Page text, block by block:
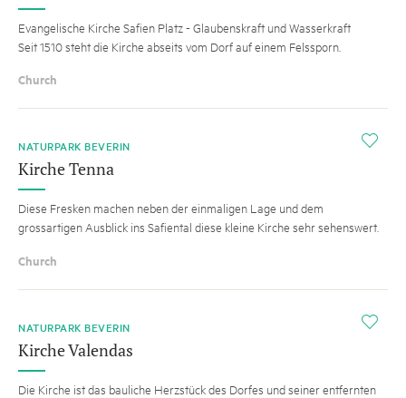
Evangelische Kirche Safien Platz - Glaubenskraft und Wasserkraft
Seit 1510 steht die Kirche abseits vom Dorf auf einem Felssporn.
Church
i
NATURPARK BEVERIN
Kirche Tenna
Diese Fresken machen neben der einmaligen Lage und dem
grossartigen Ausblick ins Safiental diese kleine Kirche sehr sehenswert.
Church
i
NATURPARK BEVERIN
Kirche Valendas
Die Kirche ist das bauliche Herzstück des Dorfes und seiner entfernten